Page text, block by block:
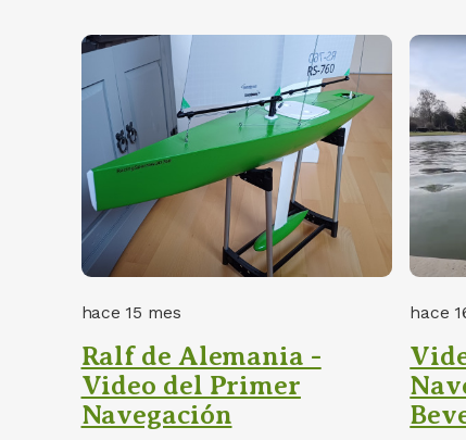
hace 15 mes
Ralf de Alemania -
Video del Primer
Navegación
hace